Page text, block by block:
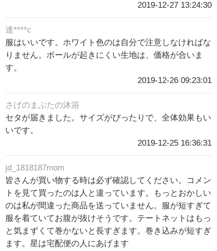
2019-12-27 13:24:30
達****c
服はいいです。ホワイト色のは自分で注意しなければな
りません。ボールが起きにくい生地は、価格が合いま
す。
2019-12-26 09:23:01
さげのまぶたの沐浴
セタが届きました。サイズがぴったりで、全体効果もい
いです。
2019-12-25 16:36:31
jd_1818187mom
皆さんが買い物する時は必ず確認してください。コメン
トを見て買ったのは人と違っています。もっとおかしい
のは私が間違った商品を送っていません。服が短すぎて
服を着ていてお腹が抜けそうです。テートネットはもっ
と気まずくて巻かないと長すぎます。巻き込みが短すぎ
ます。星は宅配便の人にあげます